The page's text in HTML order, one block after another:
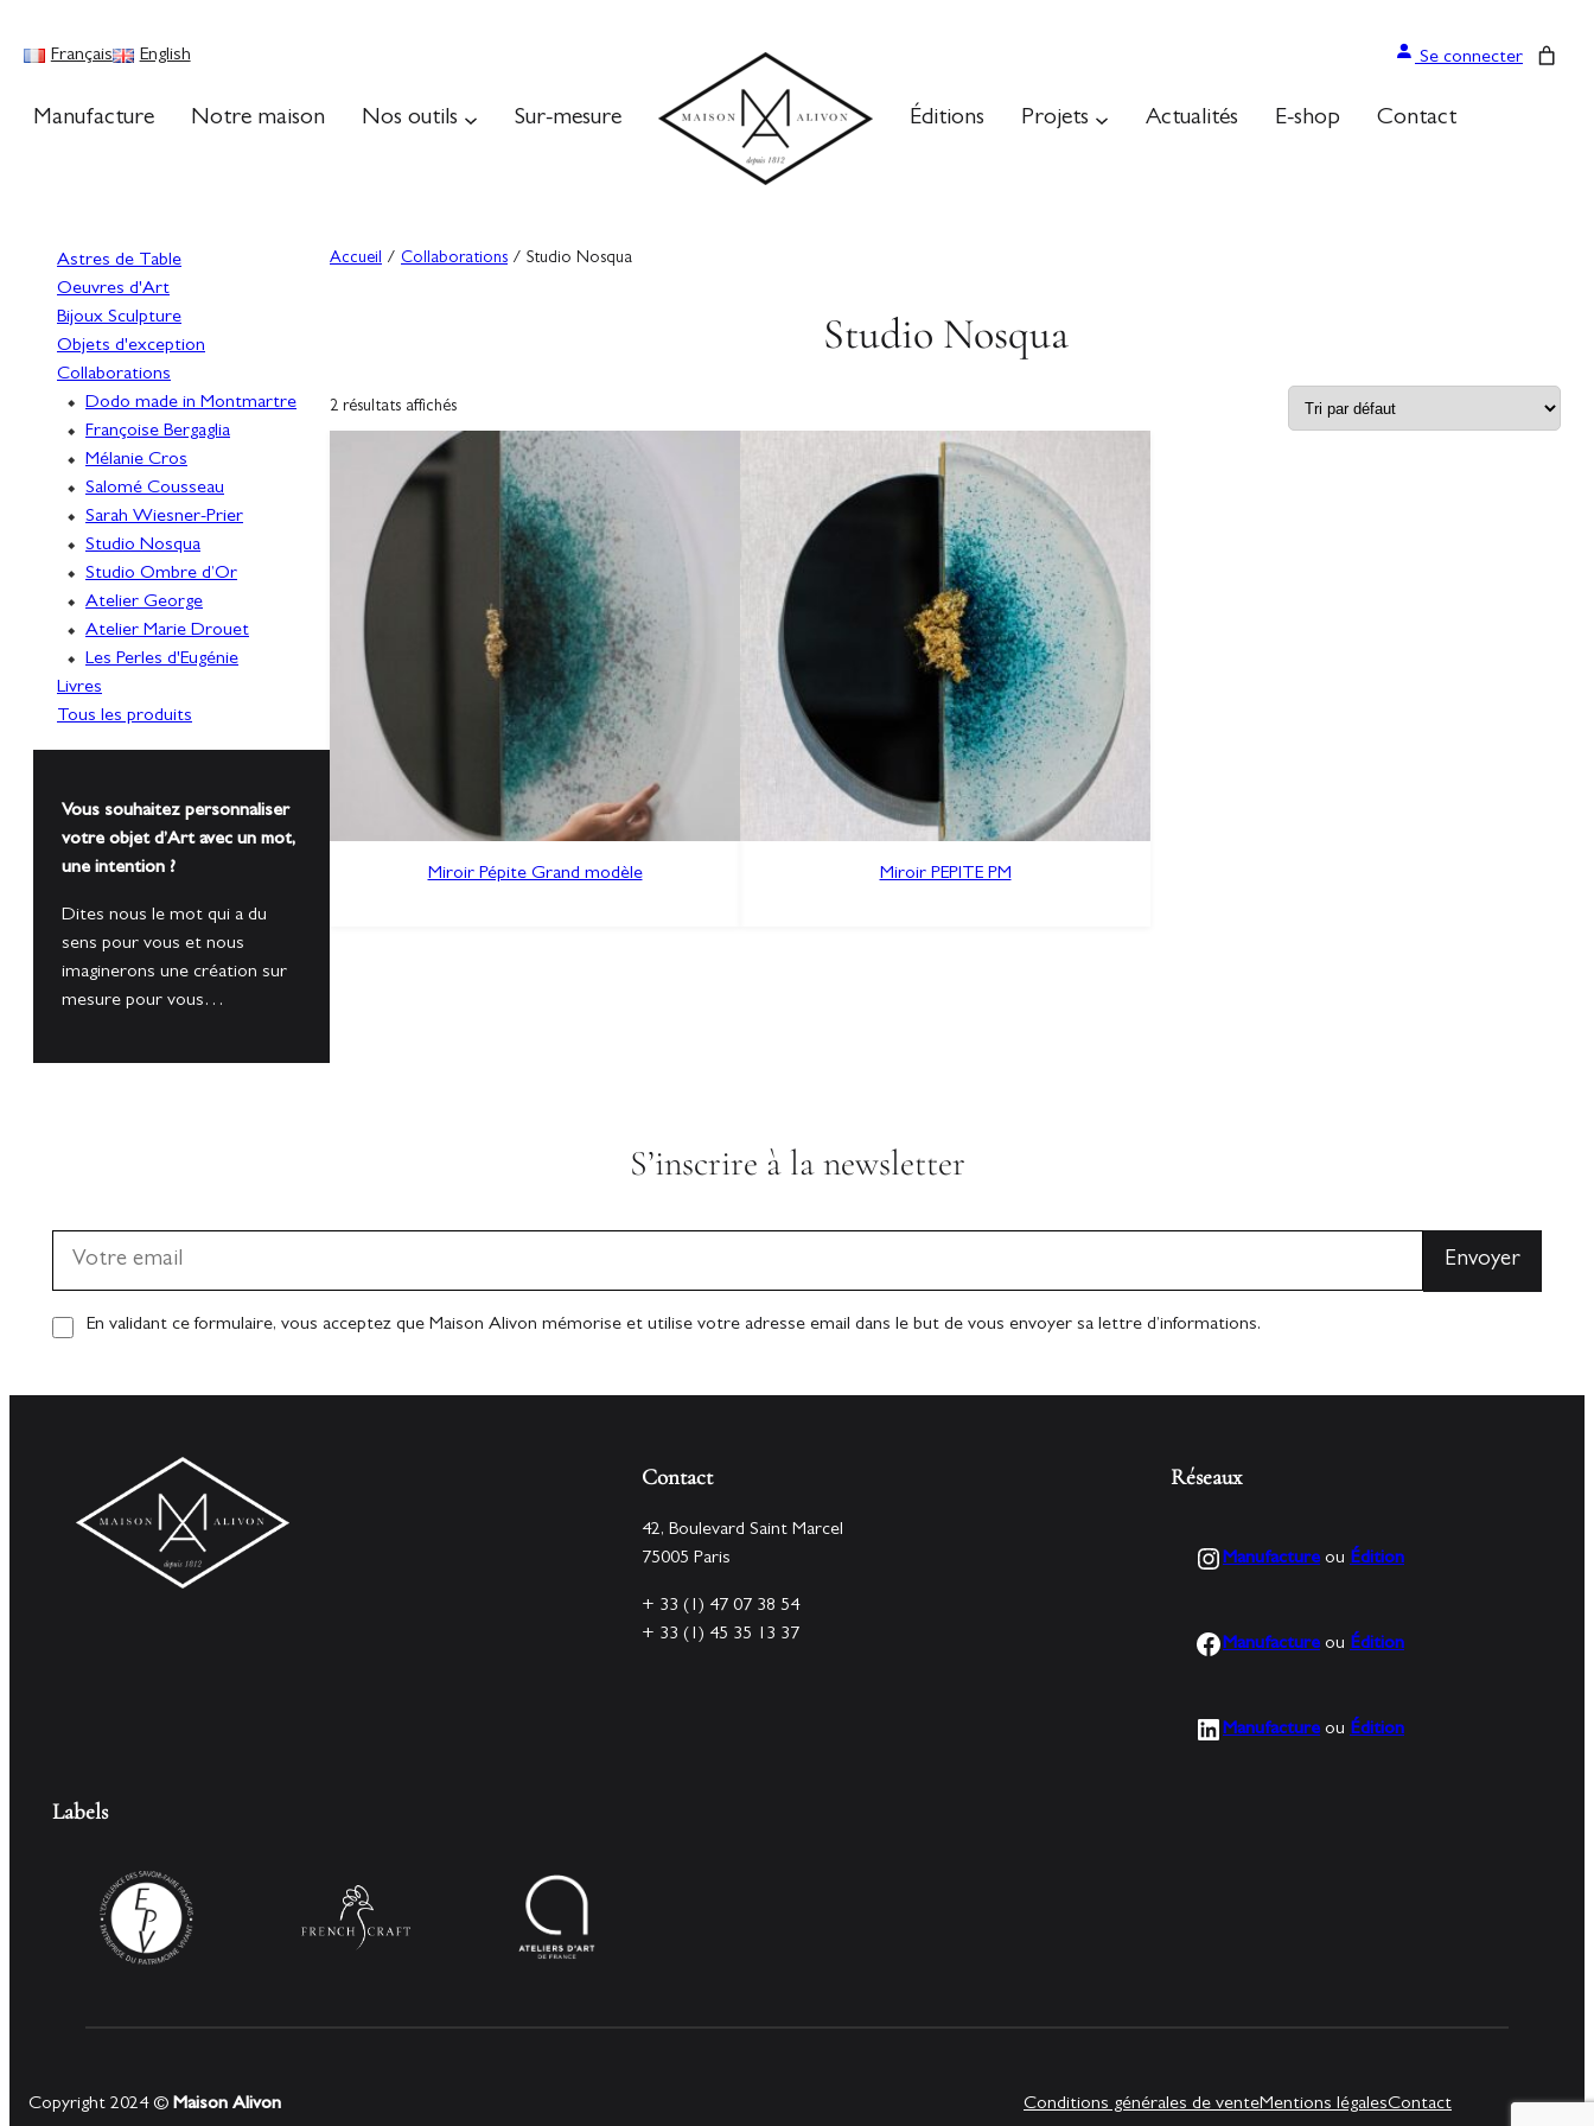
Français English Se connecter
Manufacture Notre maison Nos outils Sur-mesure Éditions Projets Actualités E-shop Contact
Astres de Table
Oeuvres d'Art
Bijoux Sculpture
Objets d'exception
Collaborations
Dodo made in Montmartre
Françoise Bergaglia
Mélanie Cros
Salomé Cousseau
Sarah Wiesner-Prier
Studio Nosqua
Studio Ombre d’Or
Atelier George
Atelier Marie Drouet
Les Perles d'Eugénie
Livres
Tous les produits
Vous souhaitez personnaliser
votre objet d’Art avec un mot,
une intention ?
Dites nous le mot qui a du
sens pour vous et nous
imaginerons une création sur
mesure pour vous…
Accueil / Collaborations / Studio Nosqua
Studio Nosqua
2 résultats affichés
Miroir Pépite Grand modèle Miroir PEPITE PM
S’inscrire à la newsletter
En validant ce formulaire, vous acceptez que Maison Alivon mémorise et utilise votre adresse email dans le but de vous envoyer sa lettre d’informations.
Contact
42, Boulevard Saint Marcel
75005 Paris
+ 33 (1) 47 07 38 54
+ 33 (1) 45 35 13 37
Réseaux
Instagram
Manufactureou Édition
Facebook
Manufactureou Édition
LinkedIn
Manufactureou Édition
Labels
Copyright 2024 © Maison Alivon Conditions générales de venteMentions légalesContact